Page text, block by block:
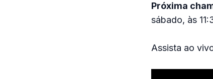
Próxima
sábado, às
Assista ao